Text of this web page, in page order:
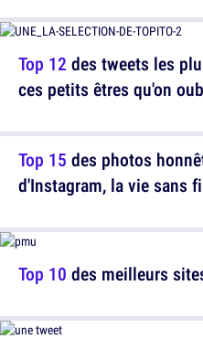
Top 12 des tweets les
ces petits êtres qu'on
Top 10 des meilleurs
Top 15 des photos
d'Instagram, la vie sans